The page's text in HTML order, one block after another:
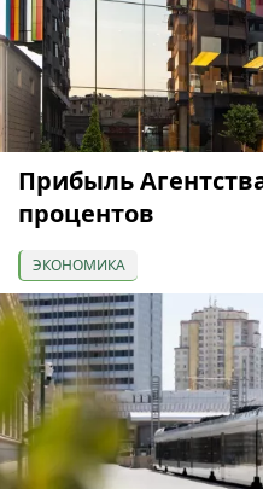
Прибыль
процентов
ЭКОНОМИКА